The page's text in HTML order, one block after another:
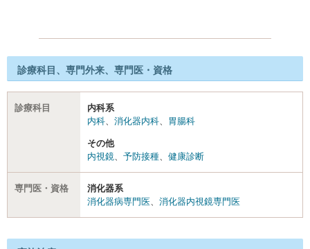
診療科目、専門外来、専門医・資格
診療科目
内科系
内科
消化器内科 胃腸科
その他
内視鏡
予防接種 健康診断
専門医・資格
消化器系
消化器病専門医
消化器内視鏡専門医